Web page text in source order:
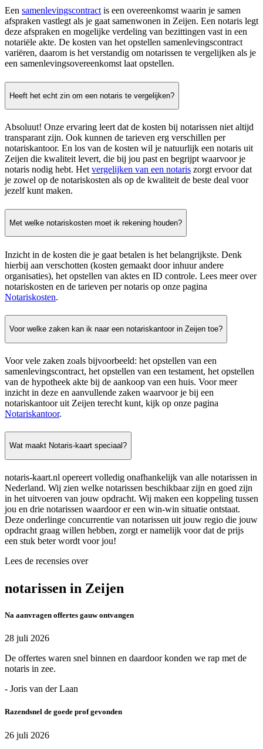
Een samenlevingscontract is een overeenkomst waarin je samen
afspraken vastlegt als je gaat samenwonen in Zeijen. Een notaris legt
deze afspraken en mogelijke verdeling van bezittingen vast in een
notariële akte. De kosten van het opstellen samenlevingscontract
variëren, daarom is het verstandig om notarissen te vergelijken als je
een samenlevingsovereenkomst laat opstellen.
Heeft het echt zin om een notaris te vergelijken?
Absoluut! Onze ervaring leert dat de kosten bij notarissen niet altijd
transparant zijn. Ook kunnen de tarieven erg verschillen per
notariskantoor. En los van de kosten wil je natuurlijk een notaris uit
Zeijen die kwaliteit levert, die bij jou past en begrijpt waarvoor je
notaris nodig hebt. Hetvergelijken van een notaris zorgt ervoor dat
je zowel op de notariskosten als op de kwaliteit de beste deal voor
jezelf kunt maken.
Met welke notariskosten moet ik rekening houden?
Inzicht in de kosten die je gaat betalen is het belangrijkste. Denk
hierbij aan verschotten (kosten gemaakt door inhuur andere
organisaties), het opstellen van aktes en ID controle. Lees meer over
notariskosten en de tarieven per notaris op onze pagina
Notariskosten.
Voor welke zaken kan ik naar een notariskantoor in Zeijen toe?
Voor vele zaken zoals bijvoorbeeld: het opstellen van een
samenlevingscontract, het opstellen van een testament, het opstellen
van de hypotheek akte bij de aankoop van een huis. Voor meer
inzicht in deze en aanvullende zaken waarvoor je bij een
notariskantoor uit Zeijen terecht kunt, kijk op onze pagina
Notariskantoor.
Wat maakt Notaris-kaart speciaal?
notaris-kaart.nl opereert volledig onafhankelijk van alle notarissen in
Nederland. Wij zien welke notarissen beschikbaar zijn en goed zijn
in het uitvoeren van jouw opdracht. Wij maken een koppeling tussen
jou en drie notarissen waardoor er een win-win situatie ontstaat.
Deze onderlinge concurrentie van notarissen uit jouw regio die jouw
opdracht graag willen hebben, zorgt er namelijk voor dat de prijs
een stuk beter wordt voor jou!
Lees de recensies over
notarissen in Zeijen
Na aanvragen offertes gauw ontvangen
28 juli 2026
De offertes waren snel binnen en daardoor konden we rap met de
notaris in zee.
- Joris van der Laan
Razendsnel de goede prof gevonden
26 juli 2026